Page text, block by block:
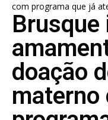
com programa que já
doação
materno